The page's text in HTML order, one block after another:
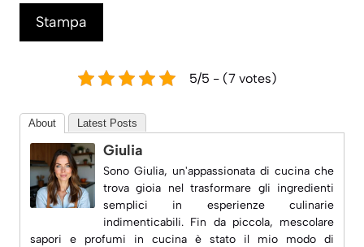
Stampa
5/5 - (7 votes)
About Latest Posts
Giulia
Sono Giulia, un'appassionata di cucina che
trova gioia nel trasformare gli ingredienti
semplici in esperienze culinarie
indimenticabili. Fin da piccola, mescolare
sapori e profumi in cucina è stato il mio modo di